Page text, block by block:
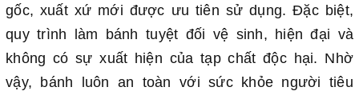
gốc, xuất xứ mới được ưu tiên sử dụng. Đặc biệt,
quy trình làm bánh tuyệt đối vệ sinh, hiện đại và
không có sự xuất hiện của tạp chất độc hại. Nhờ
vậy, bánh luôn an toàn với sức khỏe người tiêu